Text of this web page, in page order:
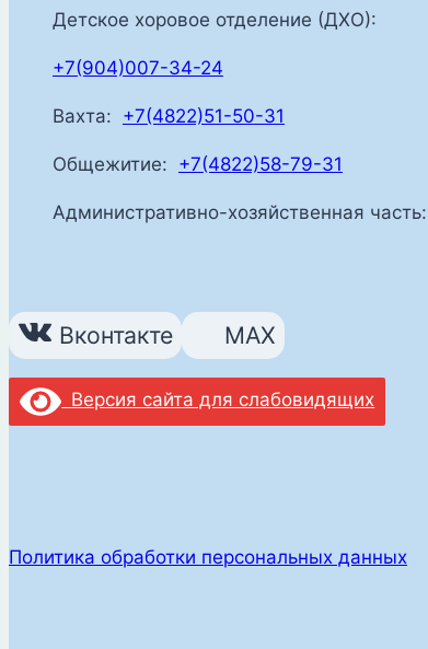
Детское хоровое отделение (ДХО):
+7(904)007-34-24
Вахта: +7(4822)51-50-31
Общежитие: +7(4822)58-79-31
Административно-хозяйственная часть:
Вконтакте MAX
Версия сайта для слабовидящих
Политика обработки персональных данных